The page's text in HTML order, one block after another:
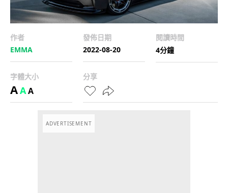
作者
EMMA
發佈日期
2022-08-20
閱讀時間
4分鐘
字體大小
AAA
分享
ADVERTISEMENT